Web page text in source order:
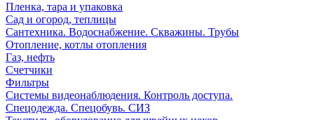
Пленка, тара и упаковка
Сад и огород, теплицы
Сантехника. Водоснабжение. Скважины. Трубы
Отопление, котлы отопления
Газ, нефть
Счетчики
Фильтры
Системы видеонаблюдения. Контроль доступа.
Спецодежда. Спецобувь. СИЗ